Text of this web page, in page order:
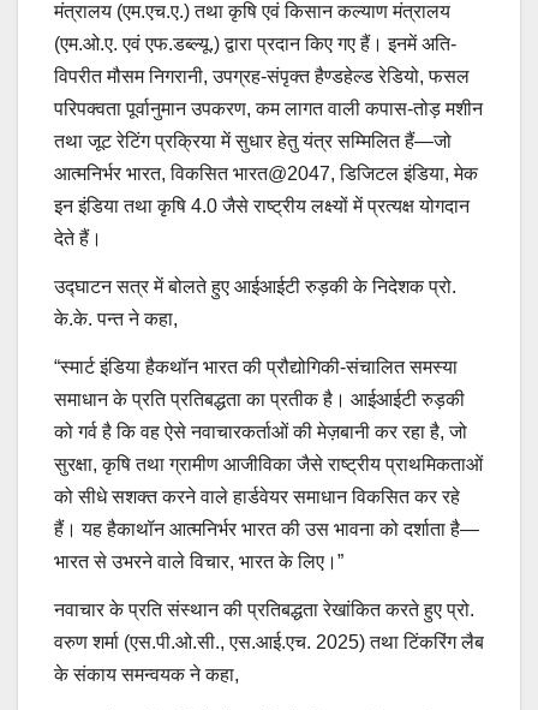
मंत्रालय (एम.एच.ए.) तथा कृषि एवं किसान कल्याण मंत्रालय
(एम.ओ.ए. एवं एफ.डब्ल्यू.) द्वारा प्रदान किए गए हैं। इनमें अति-
विपरीत मौसम निगरानी, उपग्रह-संपृक्त हैण्डहेल्ड रेडियो, फसल
परिपक्वता पूर्वानुमान उपकरण, कम लागत वाली कपास-तोड़ मशीन
तथा जूट रेटिंग प्रक्रिया में सुधार हेतु यंत्र सम्मिलित हैं—जो
आत्मनिर्भर भारत, विकसित भारत@2047, डिजिटल इंडिया, मेक
इन इंडिया तथा कृषि 4.0 जैसे राष्ट्रीय लक्ष्यों में प्रत्यक्ष योगदान
देते हैं।
उद्घाटन सत्र में बोलते हुए आईआईटी रुड़की के निदेशक प्रो.
के.के. पन्त ने कहा,
“स्मार्ट इंडिया हैकथॉन भारत की प्रौद्योगिकी-संचालित समस्या
समाधान के प्रति प्रतिबद्धता का प्रतीक है। आईआईटी रुड़की
को गर्व है कि वह ऐसे नवाचारकर्ताओं की मेज़बानी कर रहा है, जो
सुरक्षा, कृषि तथा ग्रामीण आजीविका जैसे राष्ट्रीय प्राथमिकताओं
को सीधे सशक्त करने वाले हार्डवेयर समाधान विकसित कर रहे
हैं। यह हैकाथॉन आत्मनिर्भर भारत की उस भावना को दर्शाता है—
भारत से उभरने वाले विचार, भारत के लिए।”
नवाचार के प्रति संस्थान की प्रतिबद्धता रेखांकित करते हुए प्रो.
वरुण शर्मा (एस.पी.ओ.सी., एस.आई.एच. 2025) तथा टिंकरिंग लैब
के संकाय समन्वयक ने कहा,